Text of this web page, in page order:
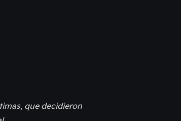
que decidieron